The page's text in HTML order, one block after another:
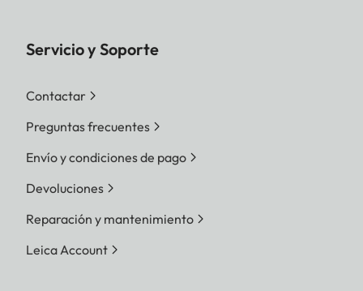
Servicio y Soporte
Contactar
Preguntas frecuentes
Envío y condiciones de pago
Devoluciones
Reparación y mantenimiento
Leica Account